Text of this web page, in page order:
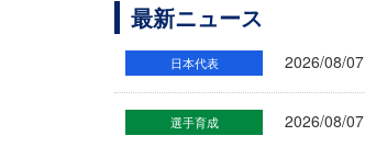
最新ニュース
日本代表 2026/08/07
選手育成 2026/08/07